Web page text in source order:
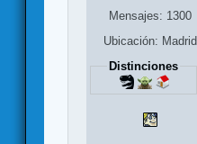
Mensajes: 1300
Ubicación: Madrid
Distinciones